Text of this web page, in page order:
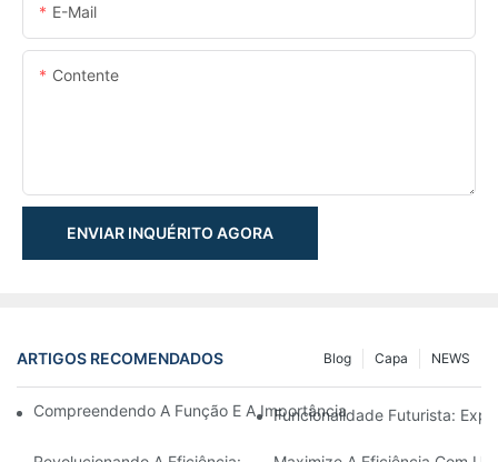
E-Mail
Contente
ENVIAR INQUÉRITO AGORA
ARTIGOS RECOMENDADOS NEWS
Capa
Blog
Compreendendo A Função E A Importância Dos Cilindros
Funcionalidade Futurista: